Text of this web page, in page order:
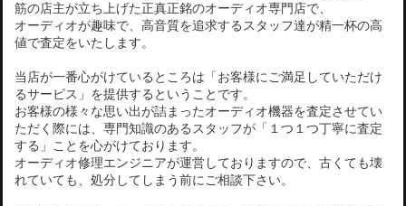
筋の店主が立ち上げた正真正銘のオーディオ専門店で、
オーディオが趣味で、高音質を追求するスタッフ達が精一杯の高
値で査定をいたします。
当店が一番心がけているところは「お客様にご満足していただけ
るサービス」を提供するということです。
お客様の様々な思い出が詰まったオーディオ機器を査定させてい
ただく際には、専門知識のあるスタッフが「１つ１つ丁寧に査定
する」ことを心がけております。
オーディオ修理エンジニアが運営しておりますので、古くても壊
れていても、処分してしまう前にご相談下さい。